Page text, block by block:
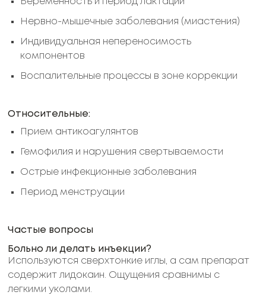
Нервно-мышечные заболевания (миастения)
Индивидуальная непереносимость
компонентов
Воспалительные процессы в зоне коррекции
Относительные:
Прием антикоагулянтов
Гемофилия и нарушения свертываемости
Острые инфекционные заболевания
Период менструации
Частые вопросы
Больно ли делать инъекции?
Используются сверхтонкие иглы, а сам препарат
содержит лидокаин. Ощущения сравнимы с
легкими уколами.